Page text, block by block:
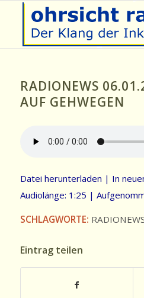
RADIONEWS
AUF GEHWEGEN
Datei herunterladen | In
Audiolänge: 1:25 |
SCHLAGWORTE:
Eintrag teilen